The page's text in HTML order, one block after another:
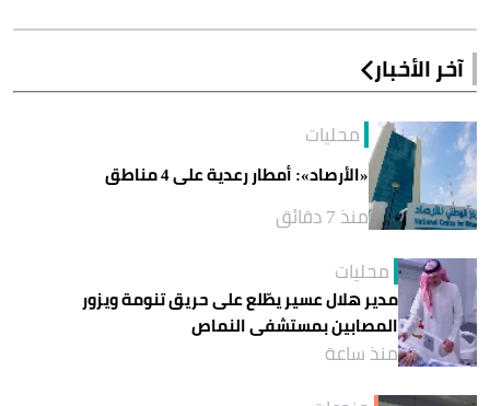
آخر الأخبار
محليات
«الأرصاد»: أمطار رعدية على 4 مناطق
منذ 7 دقائق
محليات
مدير هلال عسير يطّلع على حريق تنومة ويزور
المصابين بمستشفى النماص
منذ ساعة